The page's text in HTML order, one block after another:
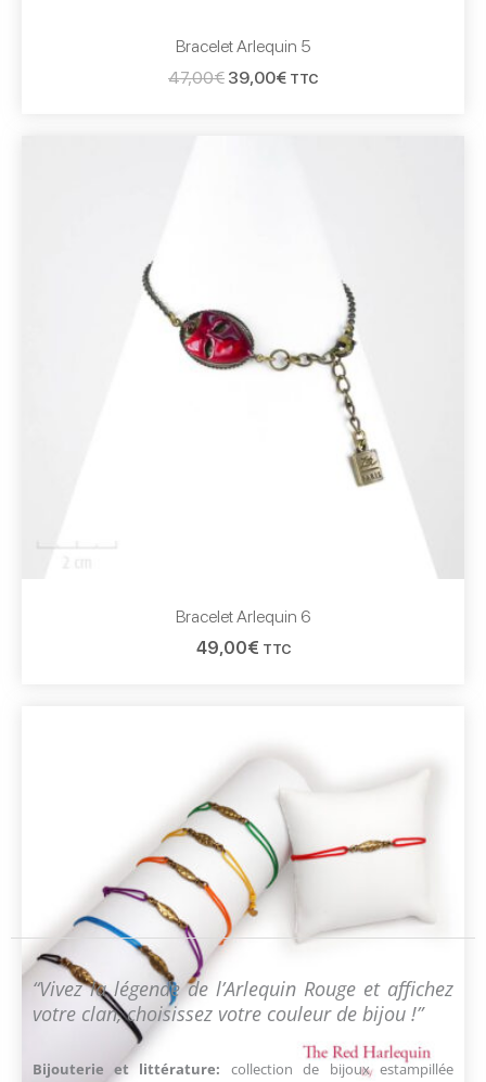
Bracelet Arlequin 5
47,00€ 39,00€ TTC
Bracelet Arlequin 6
49,00€ TTC
“Vivez la légende de l’Arlequin Rouge et affichez
votre clan, choisissez votre couleur de bijou !”
Bijouterie et littérature: collection de bijoux estampillée